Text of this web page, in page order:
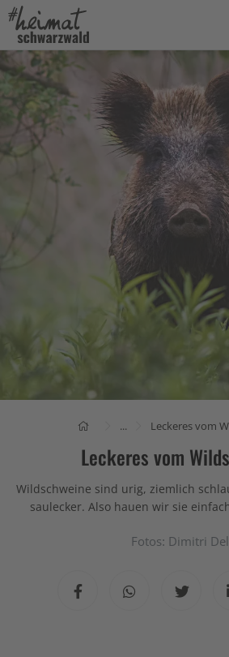
Warenkorb
Es befinden sich keine Produkte im
Jetzt einkaufen
... Leckeres vom
Leckeres vom
Wildschweine sind urig, ziemlich
saulecker. Also hauen wir sie
Fotos: Dimitri